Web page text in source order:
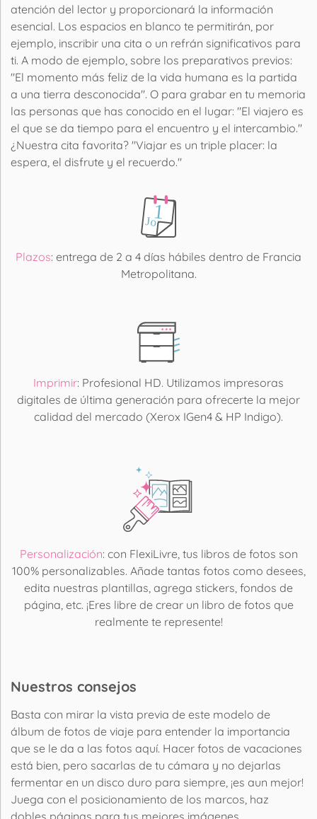
atención del lector y proporcionará la información
esencial. Los espacios en blanco te permitirán, por
ejemplo, inscribir una cita o un refrán significativos para
ti. A modo de ejemplo, sobre los preparativos previos:
"El momento más feliz de la vida humana es la partida
a una tierra desconocida". O para grabar en tu memoria
las personas que has conocido en el lugar: "El viajero es
el que se da tiempo para el encuentro y el intercambio."
¿Nuestra cita favorita? "Viajar es un triple placer: la
espera, el disfrute y el recuerdo."
Plazos: entrega de 2 a 4 días hábiles dentro de Francia
Metropolitana.
Imprimir: Profesional HD. Utilizamos impresoras
digitales de última generación para ofrecerte la mejor
calidad del mercado (Xerox IGen4 & HP Indigo).
Personalización: con FlexiLivre, tus libros de fotos son
100% personalizables. Añade tantas fotos como desees,
edita nuestras plantillas, agrega stickers, fondos de
página, etc. ¡Eres libre de crear un libro de fotos que
realmente te represente!
Nuestros consejos
Basta con mirar la vista previa de este modelo de
álbum de fotos de viaje para entender la importancia
que se le da a las fotos aquí. Hacer fotos de vacaciones
está bien, pero sacarlas de tu cámara y no dejarlas
fermentar en un disco duro para siempre, ¡es aun mejor!
Juega con el posicionamiento de los marcos, haz
dobles páginas para tus mejores imágenes,